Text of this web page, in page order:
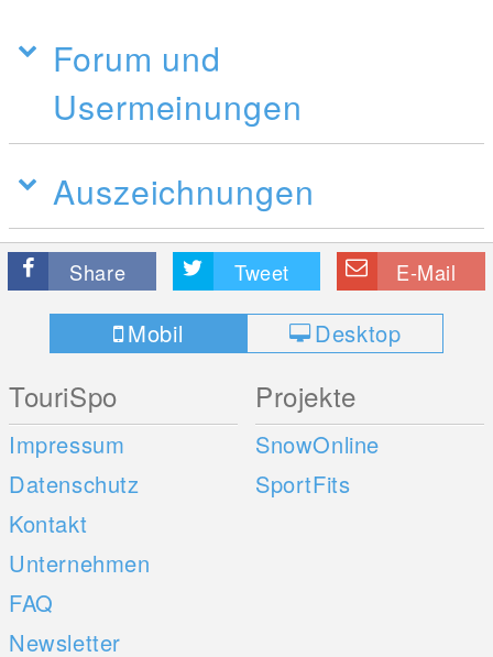
Forum und
Usermeinungen
Auszeichnungen
Share Tweet E-Mail
Mobil Desktop
TouriSpo
Impressum
Datenschutz
Kontakt
Unternehmen
FAQ
Newsletter
Projekte
SnowOnline
SportFits